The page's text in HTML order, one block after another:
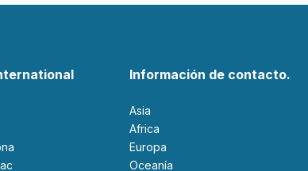
Información de contacto.
Asia
Africa
Europa
Oceanía